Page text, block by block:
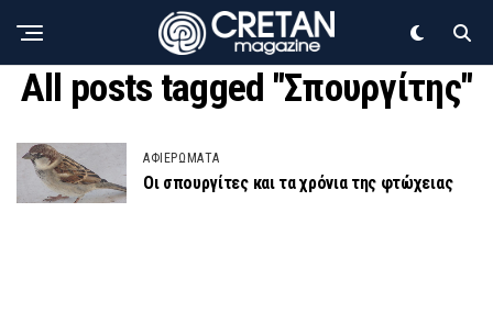
All posts tagged "Σπουργίτης"
ΑΦΙΕΡΩΜΑΤΑ
Οι σπουργίτες και τα χρόνια της φτώχειας